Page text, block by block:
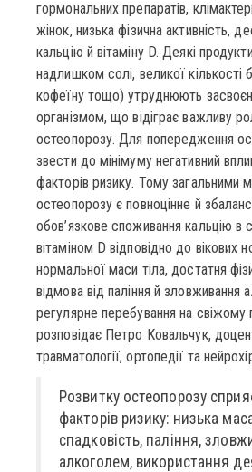
гормональних препаратів,
жінок, низька фізична активність,
кальцію й вітаміну D. Деякі
надлишком солі, великої кількості
кофеїну тощо) утруднюють
організмом, що відіграє важливу
остеопорозу. Для попередження
звести до мінімуму негативний
факторів ризику. Тому загальними
остеопорозу є повноцінне й
обов’язкове споживання кальцію в
вітаміном D відповідно до вікових
нормальної маси тіла, достатня
відмова від паління й зловживання
регулярне перебування на свіжому
розповідає Петро Ковальчук,
травматології, ортопедії та
Розвитку остеопорозу
факторів ризику: низька
спадковість, паління,
алкоголем, використання